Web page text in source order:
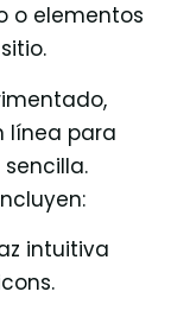
o elementos
línea para
intuitiva